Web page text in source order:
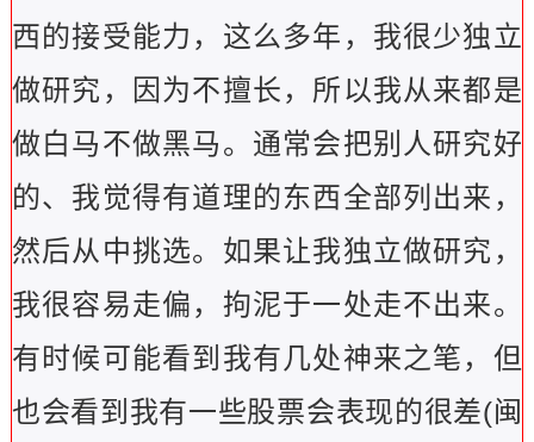
西的接受能力，这么多年，我很少独立
做研究，因为不擅长，所以我从来都是
做白马不做黑马。通常会把别人研究好
的、我觉得有道理的东西全部列出来，
然后从中挑选。如果让我独立做研究，
我很容易走偏，拘泥于一处走不出来。
有时候可能看到我有几处神来之笔，但
也会看到我有一些股票会表现的很差(闽